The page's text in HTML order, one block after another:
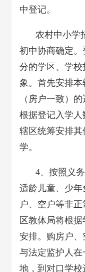
中登记。
农村中小学
初中协商确定。
分的学区、学
象。首先安排
（房户一致）
根据登记入学
辖区统筹安排
学。
4、按照义
适龄儿童、少
户、空户等非
区教体局将根
安排。购房户、
与法定监护人
地，到对口学